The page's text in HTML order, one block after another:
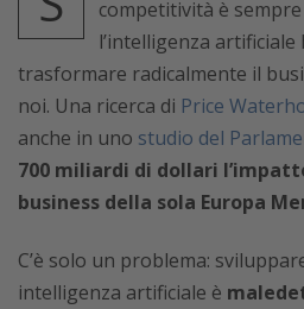
competitività è
l’intelligenza
trasformare radicalmente il
noi. Una ricerca di Price
anche in uno studio del
700 miliardi di dollari
business della sola Europa
C’è solo un problema:
intelligenza artificiale è